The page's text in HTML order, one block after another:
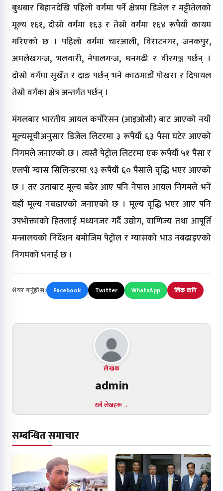
बुधबार बिहानदेखि पहिलो वर्गमा पर्ने क्षेत्रमा डिजेल र मट्टीतेलको
मूल्य १६१, दोस्रो वर्गमा १६३ र तेस्रो वर्गमा १६४ रूपैयाँ कायम
गरिएको छ । पहिलो वर्गमा चारआली, विराटनगर, जनकपुर,
अमलेखगन्ज, भलवारी, नेपालगन्ज, धनगढी र वीरगञ्ज पर्छन् ।
दोस्रो वर्गमा सुर्खेत र दाङ पर्छन् भने काठमाडौं पोखरा र दिपायल
तेस्रो वर्गका क्षेत्र अन्तर्गत पर्छन् ।
मंगलबार भारतीय आयल कर्पोरेसन (आइओसी) बाट आएको नयाँ
मूल्यसूचीअनुसार डिजेल लिटरमा ३ रूपैयाँ ६३ पैसा घटेर आएको
निगमले जनाएको छ । त्यस्तै पेट्रोल लिटरमा एक रूपैयाँ ५१ पैसा र
एलपी ग्यास सिलिन्डरमा ९३ रूपैयाँ ६० पैसाले वृद्धि भएर आएको
छ । तर उताबाट मूल्य बढेर आए पनि नेपाल आयल निगमले भनें
यहाँ मूल्य नबढाएको जनाएको छ । मूल्य वृद्धि भएर आए पनि
उपभोक्ताको हितलाई मध्यनजर गर्दै उद्योग, वाणिज्य तथा आपूर्ति
मन्त्रालयको निर्देशन बमोजिम पेट्रोल र ग्यासको भाउ नबढाइएको
निगमको भनाई छ ।
शेयर गर्नुहोस्: Facebook Twitter WhatsApp लिंक कपि
लेखक
admin
सबै लेखहरू
सम्बन्धित समाचार